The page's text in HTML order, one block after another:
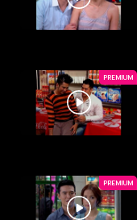
PREMIUM
PREMIUM